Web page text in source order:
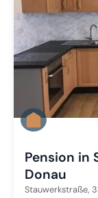
Pension in
Donau
Stauwerkstraße,